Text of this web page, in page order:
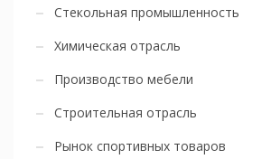
Стекольная промышленность
Химическая отрасль
Производство мебели
Строительная отрасль
Рынок спортивных товаров